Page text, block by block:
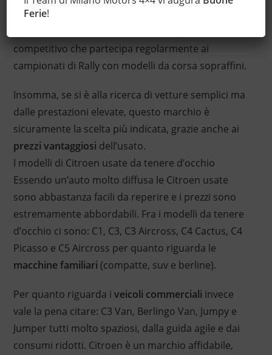
lavoratori grazie a mezzi efficienti, solidi e affidabili.
competitivo che partecipa regolarmente ai
campionati di Rally con modelli da corsa sopraffini.
Insomma, se si è alla ricerca di vetture semplici ma
dalle prestazioni elevate, questo marchio è
sicuramente la scelta più indicata, grazie anche ai
prezzi vantaggiosi dell’usato.
I modelli di Citroen usate da tenere d’occhio
Essendo un’auto molto diffusa le Citroen usate
sono abbastanza facili da reperire e i prezzi sono
estremamente abbordabili. Fra i modelli da tenere
d’occhio ci sono: C1, C3, C3 Aircross, C4 Cactus, C4
Picasso e C5 Aircross per quanto riguarda le
macchine familiari (compatte, suv e berline).
Per quanto riguarda i veicoli commerciali invece
vale la pena citare: C3 Van, Berlingo Van, Jumpy e
Jumper tutti molto spaziosi, dalla guida agile e dai
consumi ridotti. Citroen è un marchio affidabile,
Ferie!